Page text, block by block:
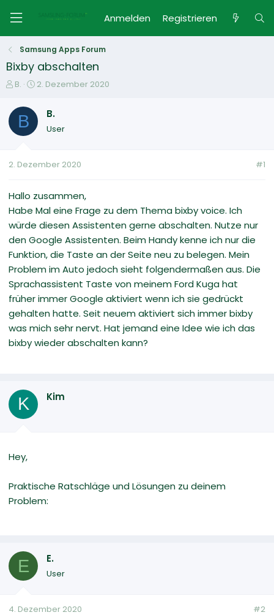
Anmelden Registrieren
Samsung Apps Forum
Bixby abschalten
E
s
e
e
B.
E
t
t
m
2. Dezember 2020
B B.
User
2. Dezember 2020 #1
Hallo zusammen,
Habe Mal eine Frage zu dem Thema bixby voice. Ich
würde diesen Assistenten gerne abschalten. Nutze nur
den Google Assistenten. Beim Handy kenne ich nur die
Funktion, die Taste an der Seite neu zu belegen. Mein
Problem im Auto jedoch sieht folgendermaßen aus. Die
Sprachassistent Taste von meinem Ford Kuga hat
früher immer Google aktiviert wenn ich sie gedrückt
gehalten hatte. Seit neuem aktiviert sich immer bixby
was mich sehr nervt. Hat jemand eine Idee wie ich das
bixby wieder abschalten kann?
K Kim
Hey,
Praktische Ratschläge und Lösungen zu deinem
Problem:
E E.
User
4. Dezember 2020 #2